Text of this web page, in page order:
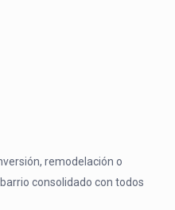
remodelación o
consolidado con todos